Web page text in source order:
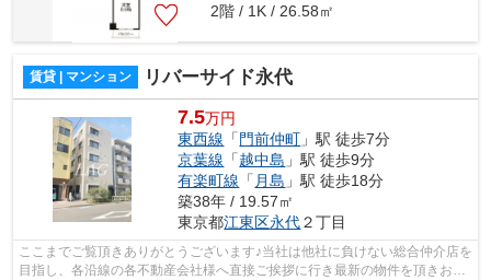
2階 / 1K / 26.58㎡
賃貸 | マンション リバーサイド永代
7.5万円
東西線 「 門前仲町 」駅 徒歩7分
京葉線 「越中島 」駅 徒歩9分
有楽町線 「 月島 」駅 徒歩18分
築38年 / 19.57㎡
東京都江東区永代２丁目
ここまでご覧頂きありがとうございます♪当社は他社に負けない総合仲介店を
目指し、各沿線の各不動産会社様へ直接ご挨拶に行き最新の物件を頂きお客